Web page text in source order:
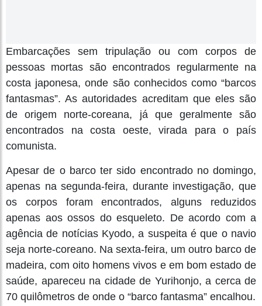
Embarcações sem tripulação ou com corpos de
pessoas mortas são encontrados regularmente na
costa japonesa, onde são conhecidos como “barcos
fantasmas”. As autoridades acreditam que eles são
de origem norte-coreana, já que geralmente são
encontrados na costa oeste, virada para o país
comunista.
Apesar de o barco ter sido encontrado no domingo,
apenas na segunda-feira, durante investigação, que
os corpos foram encontrados, alguns reduzidos
apenas aos ossos do esqueleto. De acordo com a
agência de notícias Kyodo, a suspeita é que o navio
seja norte-coreano. Na sexta-feira, um outro barco de
madeira, com oito homens vivos e em bom estado de
saúde, apareceu na cidade de Yurihonjo, a cerca de
70 quilômetros de onde o “barco fantasma” encalhou.